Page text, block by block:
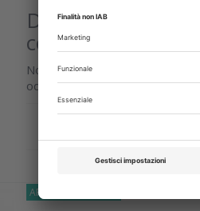
Dal 1° aprile 2025
codici ATECO
Novità per quello degli
odontoiatrici. ATECO è il
APPROFONDIMENTI